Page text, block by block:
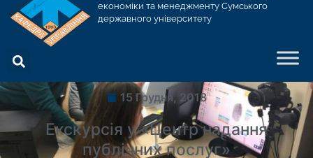
економіки та менеджменту Сумського
державного університету
15 Грудня, 2018
Екскурсія у «Центр надання
публічних послуг»